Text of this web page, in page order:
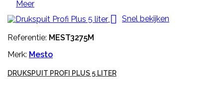
Meer
 Snel bekijken
Referentie: MEST3275M
Merk: Mesto
DRUKSPUIT PROFI PLUS 5 LITER